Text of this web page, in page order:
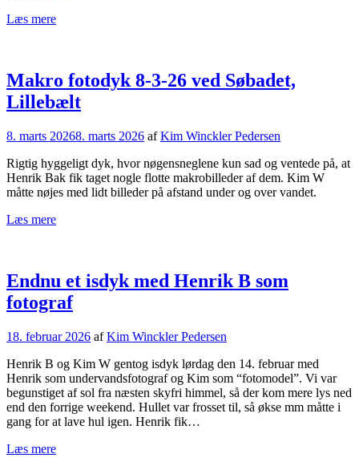
Læs mere
Makro fotodyk 8-3-26 ved Søbadet,
Lillebælt
8. marts 20268. marts 2026 afKim Winckler Pedersen
Rigtig hyggeligt dyk, hvor nøgensneglene kun sad og ventede på, at
Henrik Bak fik taget nogle flotte makrobilleder af dem. Kim W
måtte nøjes med lidt billeder på afstand under og over vandet.
Læs mere
Endnu et isdyk med Henrik B som
fotograf
18. februar 2026 afKim Winckler Pedersen
Henrik B og Kim W gentog isdyk lørdag den 14. februar med
Henrik som undervandsfotograf og Kim som “fotomodel”. Vi var
begunstiget af sol fra næsten skyfri himmel, så der kom mere lys ned
end den forrige weekend. Hullet var frosset til, så økse mm måtte i
gang for at lave hul igen. Henrik fik…
Læs mere